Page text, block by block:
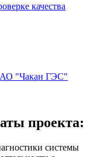
качества
"Чакан ГЭС"
проекта:
системы